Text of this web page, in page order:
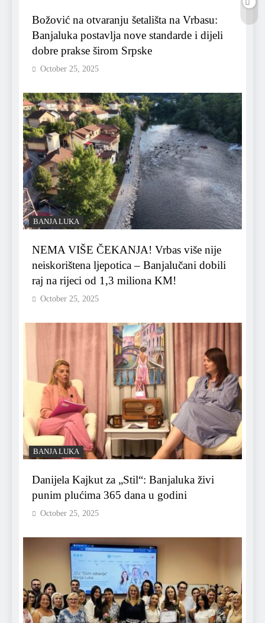
Božović na otvaranju šetališta na Vrbasu:
Banjaluka postavlja nove standarde i dijeli
dobre prakse širom Srpske
October 25, 2025
BANJA LUKA
NEMA VIŠE ČEKANJA! Vrbas više nije
neiskorištena ljepotica – Banjalučani dobili
raj na rijeci od 1,3 miliona KM!
October 25, 2025
BANJA LUKA
Danijela Kajkut za „Stil“: Banjaluka živi
punim plućima 365 dana u godini
October 25, 2025